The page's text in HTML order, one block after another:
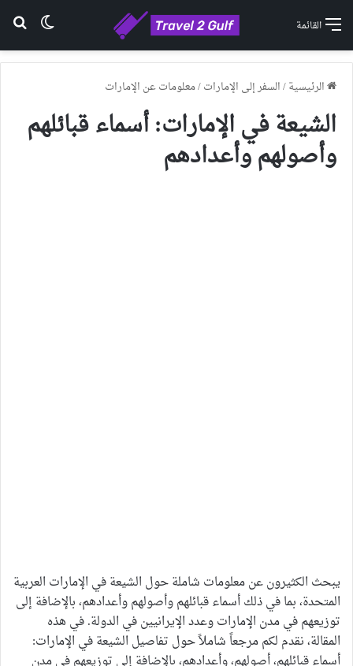
القائمة
الرئيسية/السفر إلى الإمارات/معلومات عن الإمارات
الشيعة في الإمارات: أسماء قبائلهم
وأصولهم وأعدادهم
يبحث الكثيرون عن معلومات شاملة حول الشيعة في الإمارات العربية
المتحدة، بما في ذلك أسماء قبائلهم وأصولهم وأعدادهم، بالإضافة إلى
توزيعهم في مدن الإمارات وعدد الإيرانيين في الدولة. في هذه
المقالة، نقدم لكم مرجعاً شاملاً حول تفاصيل الشيعة في الإمارات:
أسماء قبائلهم، أصولهم، وأعدادهم، بالإضافة إلى توزيعهم في مدن